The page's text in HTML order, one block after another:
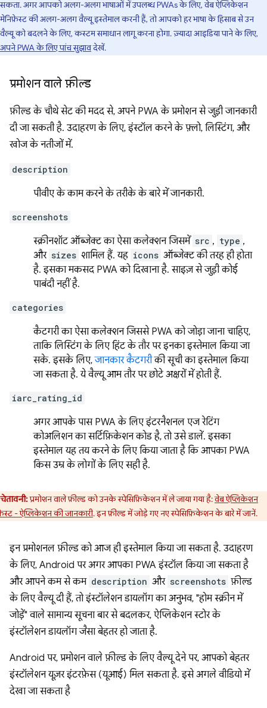
सकता. अगर आपको अलग-अलग भाषाओं में उपलब्ध PWAs के लिए, वेब ऐप्लिकेशन
मेनिफ़ेस्ट की अलग-अलग वैल्यू इस्तेमाल करनी हैं, तो आपको हर भाषा के हिसाब से उन
वैल्यू को बदलने के लिए, कस्टम समाधान लागू करना होगा. ज़्यादा आइडिया पाने के लिए,
अपने PWA के लिए पांच सुझावदेखें.
प्रमोशन वाले फ़ील्ड
फ़ील्ड के चौथे सेट की मदद से, अपने PWA के प्रमोशन से जुड़ी जानकारी
दी जा सकती है. उदाहरण के लिए, इंस्टॉल करने के फ़्लो, लिस्टिंग, और
खोज के नतीजों में.
description
पीवीए के काम करने के तरीके के बारे में जानकारी.
screenshots
स्क्रीनशॉट ऑब्जेक्ट का ऐसा कलेक्शन जिसमें src , type ,
और sizes शामिल हैं. यह icons ऑब्जेक्ट की तरह ही होता
है. इसका मकसद PWA को दिखाना है. साइज़ से जुड़ी कोई
पाबंदी नहीं है.
categories
कैटगरी का ऐसा कलेक्शन जिससे PWA को जोड़ा जाना चाहिए,
ताकि लिस्टिंग के लिए हिंट के तौर पर इनका इस्तेमाल किया जा
सके. इसके लिए,जानकार कैटगरीकी सूची का इस्तेमाल किया
जा सकता है. ये वैल्यू आम तौर पर छोटे अक्षरों में होती हैं.
iarc_rating_id
अगर आपके पास PWA के लिए इंटरनैशनल एज रेटिंग
कोअलिशन का सर्टिफ़िकेशन कोड है, तो उसे डालें. इसका
इस्तेमाल यह तय करने के लिए किया जाता है कि आपका PWA
किस उम्र के लोगों के लिए सही है.
चेतावनी:प्रमोशन वाले फ़ील्ड को उनके स्पेसिफ़िकेशन में ले जाया गया है:वेब ऐप्लिकेशन
- ऐप्लिकेशन की जानकारी. इन फ़ील्ड में जोड़े गए नए स्पेसिफ़िकेशन के बारे में जानें.
इन प्रमोशनल फ़ील्ड को आज ही इस्तेमाल किया जा सकता है. उदाहरण
के लिए, Android पर अगर आपका PWA इंस्टॉल किया जा सकता है
और आपने कम से कम description और screenshots फ़ील्ड
के लिए वैल्यू दी हैं, तो इंस्टॉलेशन डायलॉग का अनुभव, "होम स्क्रीन में
जोड़ें" वाले सामान्य सूचना बार से बदलकर, ऐप्लिकेशन स्टोर के
इंस्टॉलेशन डायलॉग जैसा बेहतर हो जाता है.
Android पर, प्रमोशन वाले फ़ील्ड के लिए वैल्यू देने पर, आपको बेहतर
इंस्टॉलेशन यूज़र इंटरफ़ेस (यूआई) मिल सकता है. इसे अगले वीडियो में
देखा जा सकता है